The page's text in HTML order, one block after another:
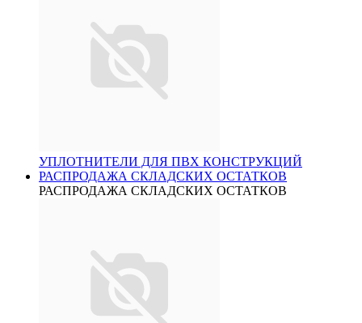
УПЛОТНИТЕЛИ ДЛЯ ПВХ КОНСТРУКЦИЙ
РАСПРОДАЖА СКЛАДСКИХ ОСТАТКОВ
РАСПРОДАЖА СКЛАДСКИХ ОСТАТКОВ